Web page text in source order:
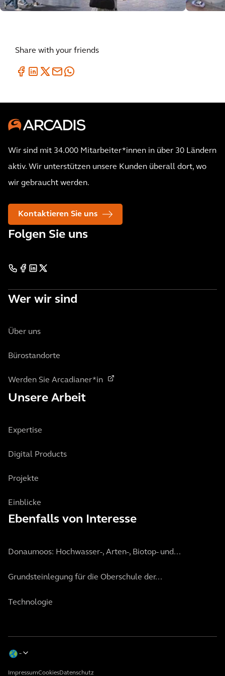
Share with your friends
Wir sind mit 34.000 Mitarbeiter*innen in über 30 Ländern
aktiv. Wir unterstützen unsere Kunden überall dort, wo
wir gebraucht werden.
Kontaktieren Sie uns
Folgen Sie uns
Wer wir sind
Über uns
Bürostandorte
Werden Sie Arcadianer*in
Unsere Arbeit
Expertise
Digital Products
Projekte
Einblicke
Ebenfalls von Interesse
Donaumoos: Hochwasser-, Arten-, Biotop- und...
Grundsteinlegung für die Oberschule der...
Technologie
ImpressumCookiesDatenschutz